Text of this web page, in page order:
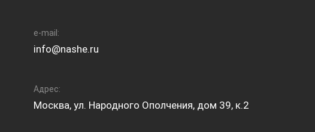
e-mail:
info@nashe.ru
Адрес:
Москва, ул. Народного Ополчения, дом 39, к.2